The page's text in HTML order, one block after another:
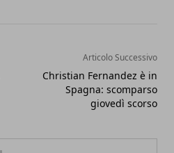
Articolo Successivo
Christian Fernandez è in
Spagna: scomparso
giovedì scorso